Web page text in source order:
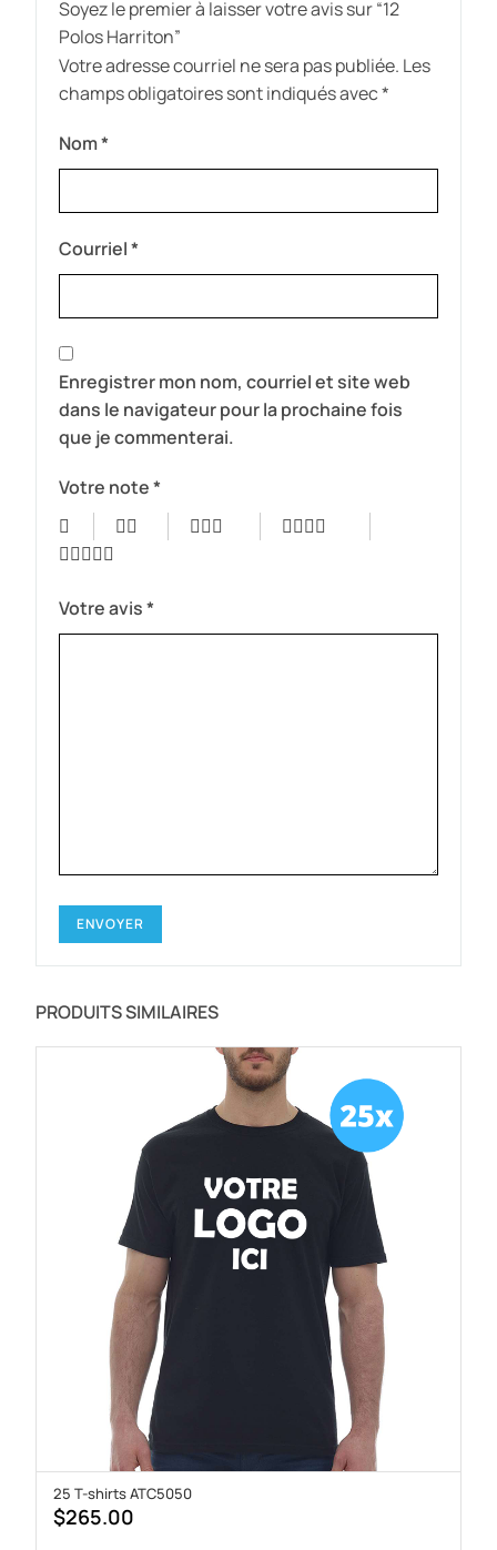
Soyez le premier à laisser votre avis sur “12
Polos Harriton”
Votre adresse courriel ne sera pas publiée. Les
champs obligatoires sont indiqués avec*
Nom*
Courriel*
Enregistrer mon nom, courriel et site web
dans le navigateur pour la prochaine fois
que je commenterai.
Votre note*
Votre avis*
PRODUITS SIMILAIRES
25 T-shirts ATC5050
$265.00